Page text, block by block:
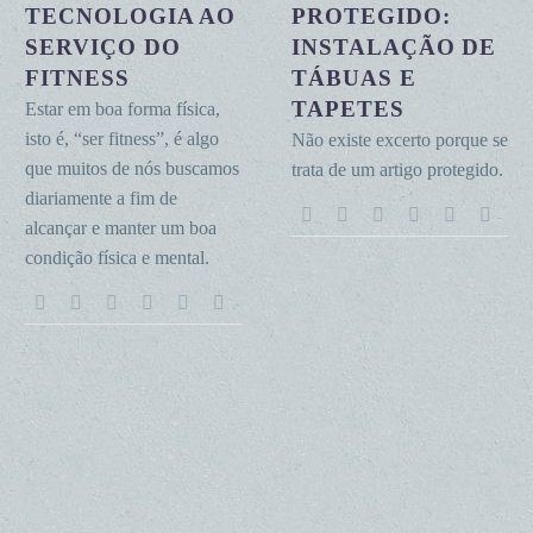
serviço
do
fitness
TECNOLOGIA AO
SERVIÇO DO
FITNESS
Estar em boa forma física,
isto é, “ser fitness”, é algo
que muitos de nós buscamos
diariamente a fim de
alcançar e manter um boa
condição física e mental.
de
tábuas
e
tapetes
PROTEGIDO:
INSTALAÇÃO DE
TÁBUAS E
TAPETES
Não existe excerto porque se
trata de um artigo protegido.